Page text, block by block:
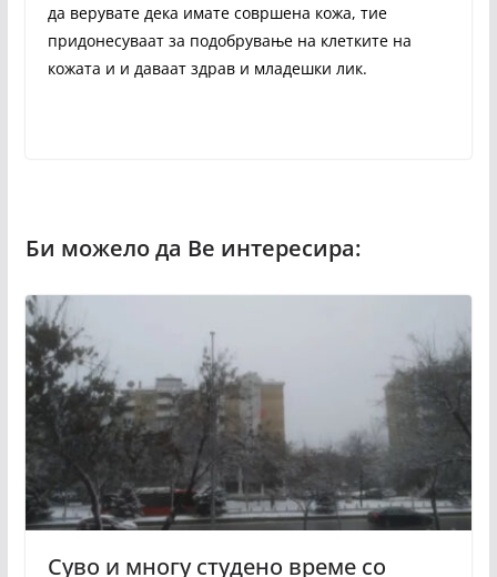
да верувате дека имате совршена кожа, тие
придонесуваат за подобрување на клетките на
кожата и и даваат здрав и младешки лик.
Суво и многу студено време со